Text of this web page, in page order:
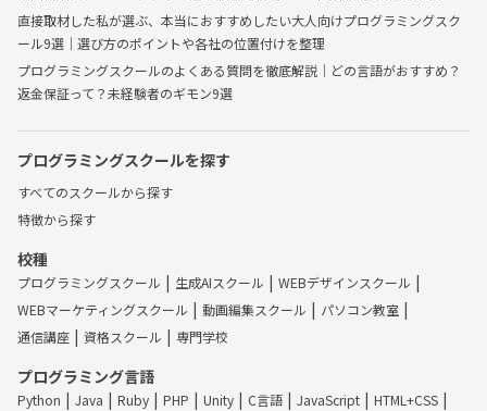
直接取材した私が選ぶ、本当におすすめしたい大人向けプログラミングスク
ール9選｜選び方のポイントや各社の位置付けを整理
プログラミングスクールのよくある質問を徹底解説｜どの言語がおすすめ？
返金保証って？未経験者のギモン9選
プログラミングスクールを探す
すべてのスクールから探す
特徴から探す
校種
プログラミングスクール 生成AIスクール
WEBデザインスクール
WEBマーケティングスクール
動画編集スクール
パソコン教室
通信講座
資格スクール 専門学校
プログラミング言語
Python Java Ruby PHP Unity C言語 JavaScript
HTML+CSS